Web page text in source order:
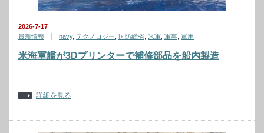
2026-7-17
最新情報
navy, テクノロジー 国防総省 米軍 軍事 軍用
米海軍艦が3Dプリンターで補修部品を船内製造
…
詳細を見る